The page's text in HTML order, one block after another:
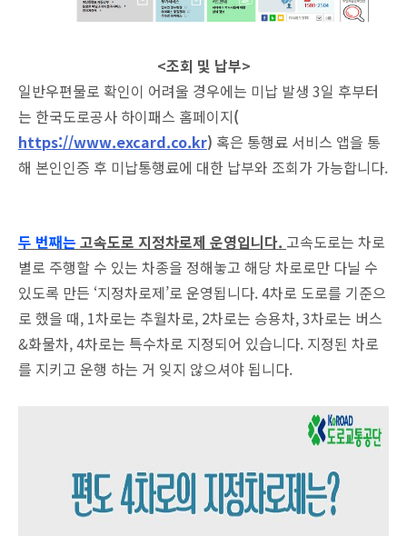
<조회 및 납부>
일반우편물로 확인이 어려울 경우에는 미납 발생 3일 후부터
는 한국도로공사 하이패스 홈페이지(
https://www.excard.co.kr) 혹은 통행료 서비스 앱을 통
해 본인인증 후 미납통행료에 대한 납부와 조회가 가능합니다.
두 번째는 고속도로 지정차로제 운영입니다. 고속도로는 차로
별로 주행할 수 있는 차종을 정해놓고 해당 차로로만 다닐 수
있도록 만든 ‘지정차로제’로 운영됩니다. 4차로 도로를 기준으
로 했을 때, 1차로는 추월차로, 2차로는 승용차, 3차로는 버스
&화물차, 4차로는 특수차로 지정되어 있습니다. 지정된 차로
를 지키고 운행 하는 거 잊지 않으셔야 됩니다.